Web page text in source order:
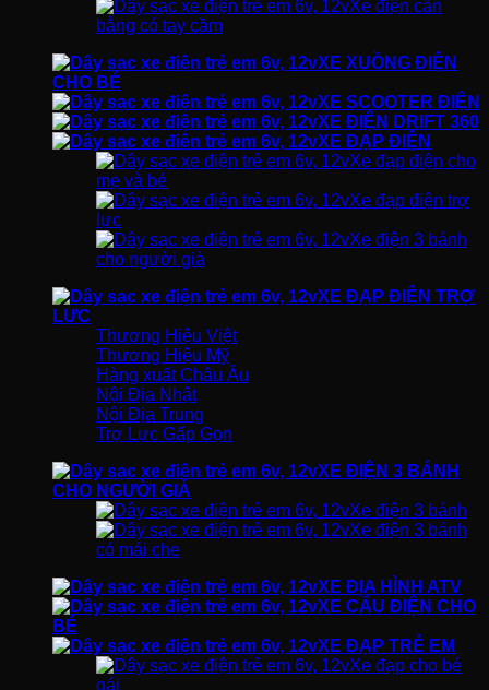
Xe điện cân
bằng có tay cầm
XE XUỒNG ĐIỆN
CHO BÉ
XE SCOOTER ĐIỆN
XE ĐIỆN DRIFT 360
XE ĐẠP ĐIỆN
Xe đạp điện cho
mẹ và bé
Xe đạp điện trợ
lực
Xe điện 3 bánh
cho người già
XE ĐẠP ĐIỆN TRỢ
LỰC
Thương Hiệu Việt
Thương Hiệu Mỹ
Hàng xuất Châu Âu
Nội Địa Nhật
Nội Địa Trung
Trợ Lực Gấp Gọn
XE ĐIỆN 3 BÁNH
CHO NGƯỜI GIÀ
Xe điện 3 bánh
Xe điện 3 bánh
có mái che
XE ĐỊA HÌNH ATV
XE CẨU ĐIỆN CHO
BÉ
XE ĐẠP TRẺ EM
Xe đạp cho bé
gái